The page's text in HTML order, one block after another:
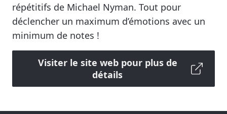
répétitifs de Michael Nyman. Tout pour
déclencher un maximum d’émotions avec un
minimum de notes !
Visiter le site web pour plus de
détails